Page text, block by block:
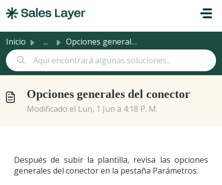
Inicio ... Opciones generales del conector
Opciones generales del conector
Modificado el Lun, 1 Jun a 4:18 P. M.
Después de subir la plantilla, revisa las opciones
generales del conector en la pestaña Parámetros.